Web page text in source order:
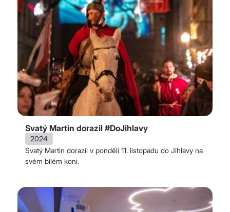
Svatý Martin dorazil #DoJihlavy
2024
Svatý Martin dorazil v pondělí 11. listopadu do Jihlavy na
svém bílém koni.